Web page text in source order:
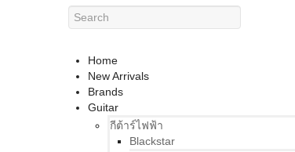
Home
New Arrivals
Brands
Guitar
กีต้าร์ไฟฟ้า
Blackstar